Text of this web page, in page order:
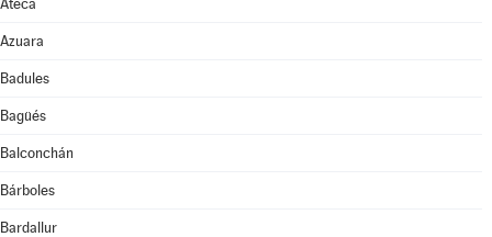
Ateca
Azuara
Badules
Bagüés
Balconchán
Bárboles
Bardallur